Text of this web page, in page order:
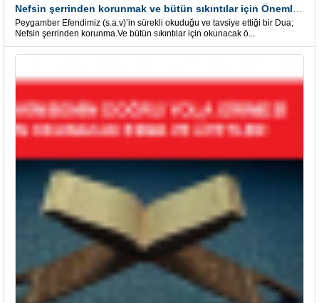
Peygamber Efendimiz (s.a.v)’in sürekli okuduğu ve tavsiye ettiği bir Dua;
Nefsin şerrinden korunma.Ve bütün sıkıntılar için okunacak ö...